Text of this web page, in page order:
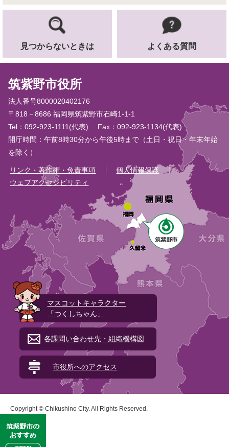
見つからないときは よくある質問
筑紫野市役所
法人番号8000020402176
〒818－8686 福岡県筑紫野市石崎1-1-1
Tel：092-923-1111(代表)
Fax：092-923-1134(代表)
開庁時間：午前8時30分から午後5時まで（土日・祝日・年末年始
を除く）
リンク・著作権・免責事項
個人情報保護
ウェブアクセシビリティ
マスコットキャラクター
「つくしちゃん」
各課問い合わせ先・組織機構図
市役所へのアクセス
Copyright © Chikushino City. All Rights Reserved.